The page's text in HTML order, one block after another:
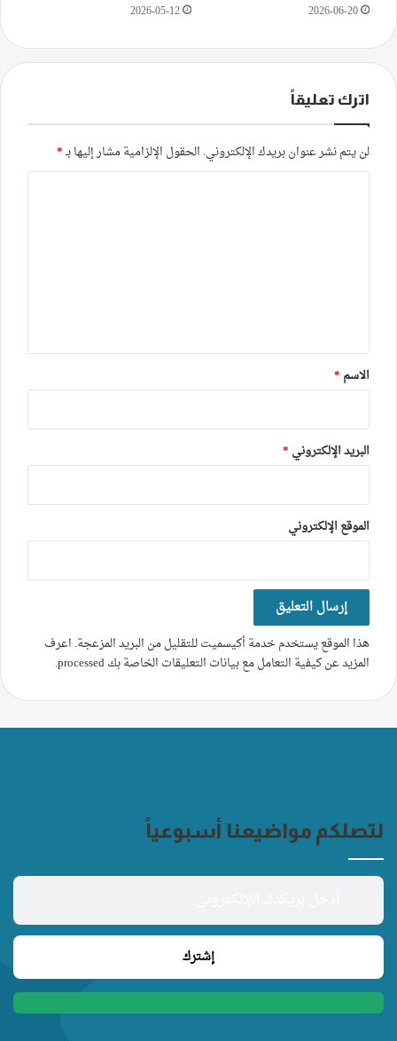
2026-06-20
2026-05-12
اترك تعليقاً
لن يتم نشر عنوان بريدك الإلكتروني. الحقول الإلزامية مشار إليها بـ*
*
الاسم *
البريد الإلكتروني *
الموقع الإلكتروني
هذا الموقع يستخدم خدمة أكيسميت للتقليل من البريد المزعجة. اعرف
المزيد عن كيفية التعامل مع بيانات التعليقات الخاصة بك processed
.
لتصلكم مواضيعنا أسبوعياً